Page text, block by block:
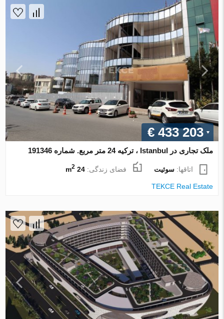
€ 433 203
ملک تجاری در Istanbul ، ترکیه 24 متر مربع. شماره 191346
اتاقها:سوئیت فضای زندگی:24 m
2
TEKCE Real Estate